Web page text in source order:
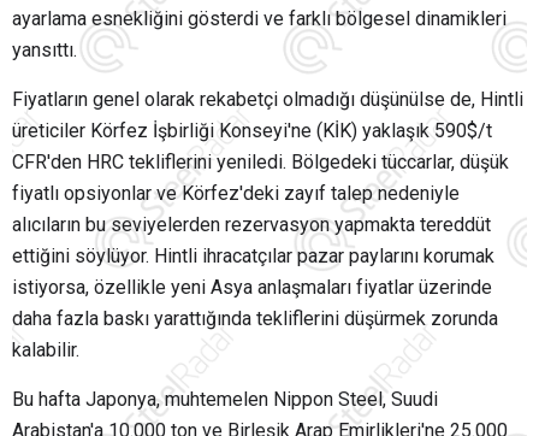
ayarlama esnekliğini gösterdi ve farklı bölgesel dinamikleri
yansıttı.
Fiyatların genel olarak rekabetçi olmadığı düşünülse de, Hintli
üreticiler Körfez İşbirliği Konseyi'ne (KİK) yaklaşık 590$/t
CFR'den HRC tekliflerini yeniledi. Bölgedeki tüccarlar, düşük
fiyatlı opsiyonlar ve Körfez'deki zayıf talep nedeniyle
alıcıların bu seviyelerden rezervasyon yapmakta tereddüt
ettiğini söylüyor. Hintli ihracatçılar pazar paylarını korumak
istiyorsa, özellikle yeni Asya anlaşmaları fiyatlar üzerinde
daha fazla baskı yarattığında tekliflerini düşürmek zorunda
kalabilir.
Bu hafta Japonya, muhtemelen Nippon Steel, Suudi
Arabistan'a 10.000 ton ve Birleşik Arap Emirlikleri'ne 25.000